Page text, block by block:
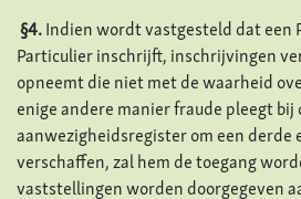
§4. Indien wordt vastgesteld dat een
Particulier inschrijft, inschrijvingen
opneemt die niet met de waarheid
enige andere manier fraude pleegt
aanwezigheidsregister om een derde
verschaffen, zal hem de toegang
vaststellingen worden doorgegeven